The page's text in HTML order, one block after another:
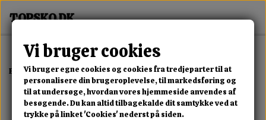
Forside Erotisk Kollektion Dvd Herskerinden
Vi bruger cookies
Vi bruger egne cookies og cookies fra tredjeparter til at
personalisere din brugeroplevelse, til markedsføring og
til at undersøge, hvordan vores hjemmeside anvendes af
besøgende. Du kan altid tilbagekalde dit samtykke ved at
trykke på linket 'Cookies' nederst på siden.